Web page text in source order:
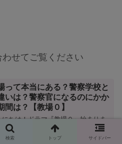
せてご覧ください
って本当にある？警察学校と
いは？警察官になるのにかか
間は？【教場０】
にちは！ドラマ『教場０』始まりま
！私はこのドラマを見るまで「教
という言葉を知りませんでした。警
検索 トップ サイドバー